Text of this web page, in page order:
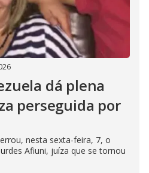
dá plena
perseguida por
nesta sexta-feira, 7, o
Afiuni, juíza que se tornou